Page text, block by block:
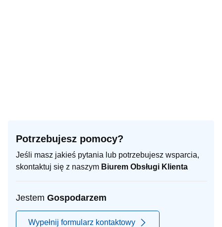
Potrzebujesz pomocy?
Jeśli masz jakieś pytania lub potrzebujesz wsparcia,
skontaktuj się z naszym Biurem Obsługi Klienta
Jestem Gospodarzem
Wypełnij formularz kontaktowy